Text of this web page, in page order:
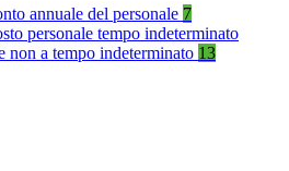
annuale del personale 7
personale tempo indeterminato
non a tempo indeterminato 13